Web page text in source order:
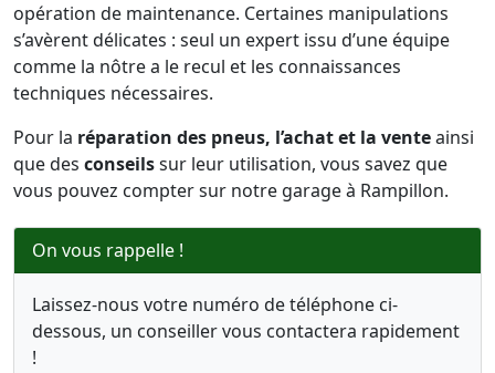
opération de maintenance. Certaines manipulations
s’avèrent délicates : seul un expert issu d’une équipe
comme la nôtre a le recul et les connaissances
techniques nécessaires.
Pour la réparation des pneus, l’achat et la venteainsi
que des conseilssur leur utilisation, vous savez que
vous pouvez compter sur notre garage à Rampillon.
On vous rappelle !
Laissez-nous votre numéro de téléphone ci-
dessous, un conseiller vous contactera rapidement
!